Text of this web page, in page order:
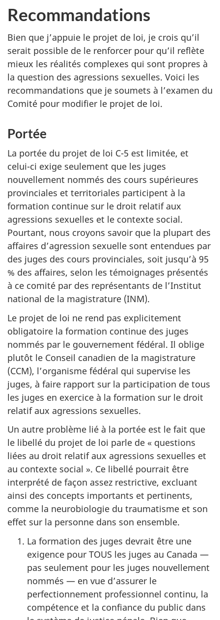
Recommandations
Bien que j’appuie le projet de loi, je crois qu’il
serait possible de le renforcer pour qu’il reflète
mieux les réalités complexes qui sont propres à
la question des agressions sexuelles. Voici les
recommandations que je soumets à l’examen du
Comité pour modifier le projet de loi.
Portée
La portée du projet de loi C-5 est limitée, et
celui-ci exige seulement que les juges
nouvellement nommés des cours supérieures
provinciales et territoriales participent à la
formation continue sur le droit relatif aux
agressions sexuelles et le contexte social.
Pourtant, nous croyons savoir que la plupart des
affaires d’agression sexuelle sont entendues par
des juges des cours provinciales, soit jusqu’à 95
% des affaires, selon les témoignages présentés
à ce comité par des représentants de l’Institut
national de la magistrature (INM).
Le projet de loi ne rend pas explicitement
obligatoire la formation continue des juges
nommés par le gouvernement fédéral. Il oblige
plutôt le Conseil canadien de la magistrature
(CCM), l’organisme fédéral qui supervise les
juges, à faire rapport sur la participation de tous
les juges en exercice à la formation sur le droit
relatif aux agressions sexuelles.
Un autre problème lié à la portée est le fait que
le libellé du projet de loi parle de « questions
liées au droit relatif aux agressions sexuelles et
au contexte social ». Ce libellé pourrait être
interprété de façon assez restrictive, excluant
ainsi des concepts importants et pertinents,
comme la neurobiologie du traumatisme et son
effet sur la personne dans son ensemble.
La formation des juges devrait être une
exigence pour TOUS les juges au Canada —
pas seulement pour les juges nouvellement
nommés — en vue d’assurer le
perfectionnement professionnel continu, la
compétence et la confiance du public dans